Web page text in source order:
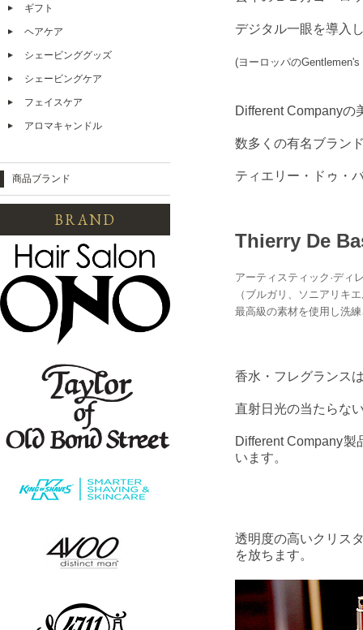
デジタル一眼を導入
(ヨーロッパの
Different Companyの
数多くの有名ブラン
ティエリー・ドゥ・
Thierry De
アーティスティック·デ
（ブルガリ、ソニアリキ
最高級の素材を使用し洗
香水・フレグランス
直射日光の当たらな
Different Company製
います。
透明度の高いクリス
を放ちます。
ギフト
ヘアケア
シェービンググッズ
シェービングケア
フェイスケア
アロマキャンドル
商品ブランド
BRAND